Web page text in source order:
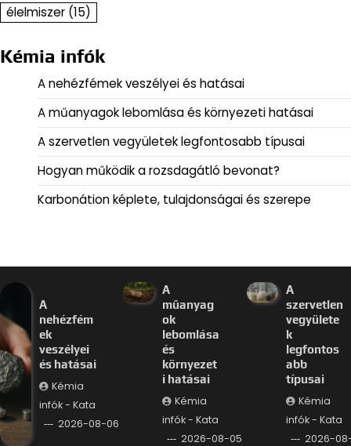
élelmiszer (15)
Kémia infók
A nehézfémek veszélyei és hatásai
A műanyagok lebomlása és környezeti hatásai
A szervetlen vegyületek legfontosabb típusai
Hogyan működik a rozsdagátló bevonat?
Karbonátion képlete, tulajdonságai és szerepe
A
nehézfém
ek
veszélyei
és hatásai
Kémia
infók - Kata
2026-08-06
A
műanyag
ok
lebomlása
és
környezet
i hatásai
Kémia
infók - Kata
2026-08-05
A
szervetlen
vegyülete
k
legfontos
abb
típusai
Kémia
infók - Kata
2026-